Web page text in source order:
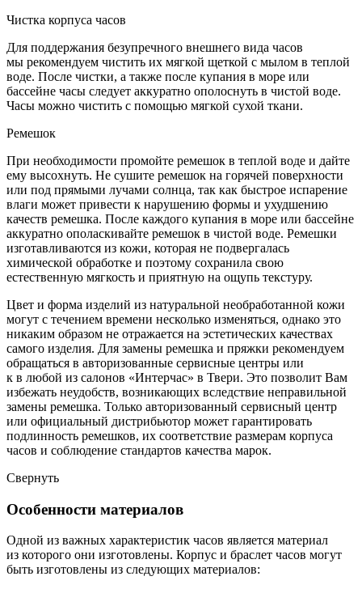
Чистка корпуса часов
Для поддержания безупречного внешнего вида часов
мы рекомендуем чистить их мягкой щеткой с мылом в теплой
воде. После чистки, а также после купания в море или
бассейне часы следует аккуратно ополоснуть в чистой воде.
Часы можно чистить с помощью мягкой сухой ткани.
Ремешок
При необходимости промойте ремешок в теплой воде и дайте
ему высохнуть. Не сушите ремешок на горячей поверхности
или под прямыми лучами солнца, так как быстрое испарение
влаги может привести к нарушению формы и ухудшению
качеств ремешка. После каждого купания в море или бассейне
аккуратно ополаскивайте ремешок в чистой воде. Ремешки
изготавливаются из кожи, которая не подвергалась
химической обработке и поэтому сохранила свою
естественную мягкость и приятную на ощупь текстуру.
Цвет и форма изделий из натуральной необработанной кожи
могут с течением времени несколько изменяться, однако это
никаким образом не отражается на эстетических качествах
самого изделия. Для замены ремешка и пряжки рекомендуем
обращаться в авторизованные сервисные центры или
к в любой из салонов «Интерчас» в Твери. Это позволит Вам
избежать неудобств, возникающих вследствие неправильной
замены ремешка. Только авторизованный сервисный центр
или официальный дистрибьютор может гарантировать
подлинность ремешков, их соответствие размерам корпуса
часов и соблюдение стандартов качества марок.
Свернуть
Особенности материалов
Одной из важных характеристик часов является материал
из которого они изготовлены. Корпус и браслет часов могут
быть изготовлены из следующих материалов: